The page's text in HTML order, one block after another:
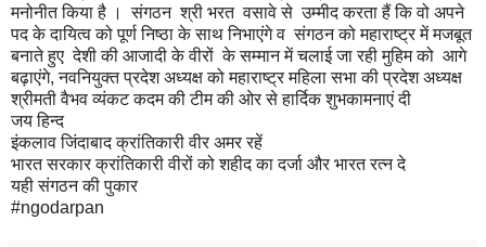
मनोनीत किया है । संगठन श्री भरत वसावे से उम्मीद करता हैं कि वो अपने
पद के दायित्व को पूर्ण निष्ठा के साथ निभाएंगे व संगठन को महाराष्ट्र में मजबूत
बनाते हुए देशी की आजादी के वीरों के सम्मान में चलाई जा रही मुहिम को आगे
बढ़ाएंगे, नवनियुक्त प्रदेश अध्यक्ष को महाराष्ट्र महिला सभा की प्रदेश अध्यक्ष
श्रीमती वैभव व्यंकट कदम की टीम की ओर से हार्दिक शुभकामनाएं दी
जय हिन्द
इंकलाव जिंदाबाद क्रांतिकारी वीर अमर रहें
भारत सरकार क्रांतिकारी वीरों को शहीद का दर्जा और भारत रत्न दे
यही संगठन की पुकार
#ngodarpan